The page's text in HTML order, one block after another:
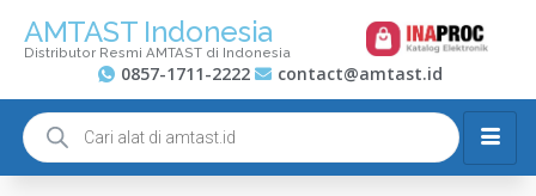
AMTAST Indonesia
Distributor Resmi AMTAST di Indonesia
0857-1711-2222 contact@amtast.id